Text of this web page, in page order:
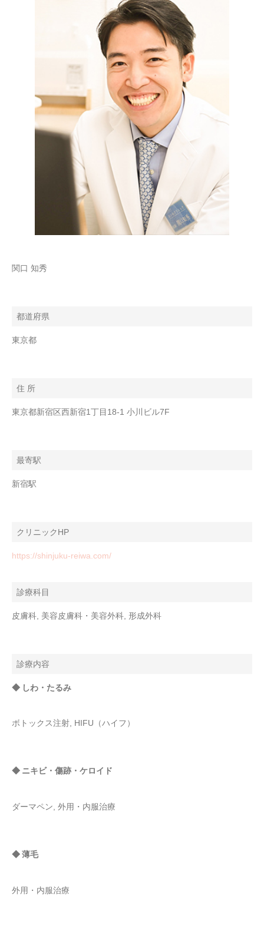
関口 知秀
都道府県
東京都
住 所
東京都新宿区西新宿1丁目18-1 小川ビル7F
最寄駅
新宿駅
クリニックHP
https://shinjuku-reiwa.com/
診療科目
皮膚科, 美容皮膚科・美容外科, 形成外科
診療内容
◆ しわ・たるみ
ボトックス注射, HIFU（ハイフ）
◆ ニキビ・傷跡・ケロイド
ダーマペン, 外用・内服治療
◆ 薄毛
外用・内服治療